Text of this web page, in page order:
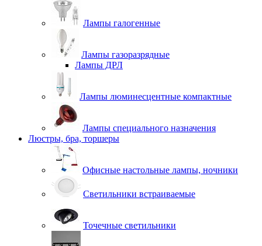
Лампы галогенные
Лампы газоразрядные
Лампы ДРЛ
Лампы люминесцентные компактные
Лампы специального назначения
Люстры, бра, торшеры
Офисные настольные лампы, ночники
Светильники встраиваемые
Точечные светильники